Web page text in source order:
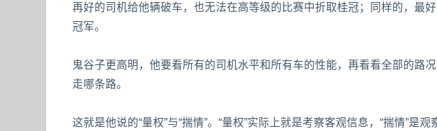
再好的司机给他辆破车，也无法在高等级的比赛中折取桂冠；同样的，最
冠军。
鬼谷子更高明，他要看所有的司机水平和所有车的性能，再看看全部的路
走哪条路。
这就是他说的“量权”与“揣情”。“量权”实际上就是考察客观信息，“揣情”是